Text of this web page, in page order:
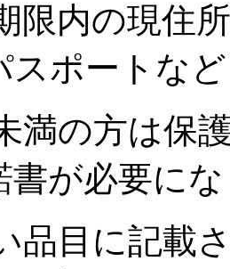
限内の現住
スポートな
満の方は保
書が必要に
品目に記載